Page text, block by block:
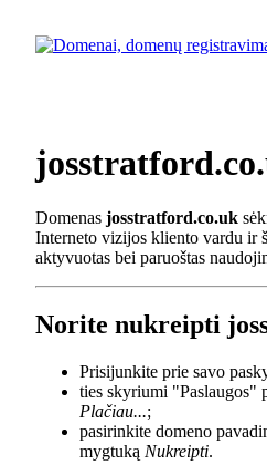
Domenas josstratford.co.uk
Interneto vizijos kliento vardu ir
aktyvuotas bei paruoštas
Norite nukreipti
Prisijunkite prie savo
ties skyriumi "Paslaugos"
Plačiau...;
pasirinkite domeno
mygtuką Nukreipti.